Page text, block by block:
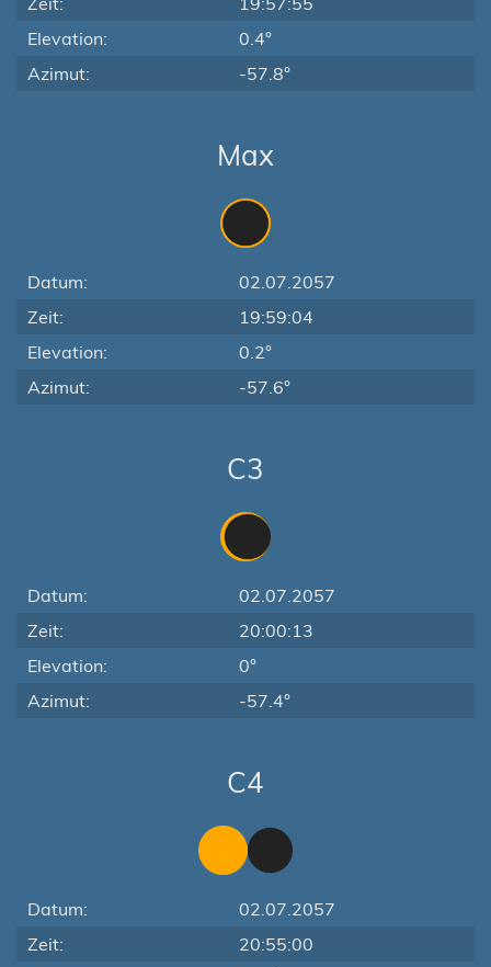
Elevation:
0.4°
Azimut:
-57.8°
Max
Datum:
02.07.2057
Zeit:
19:59:04
Elevation:
0.2°
Azimut:
-57.6°
C3
Datum:
02.07.2057
Zeit:
20:00:13
Elevation:
0°
Azimut:
-57.4°
C4
Datum:
02.07.2057
Zeit:
20:55:00